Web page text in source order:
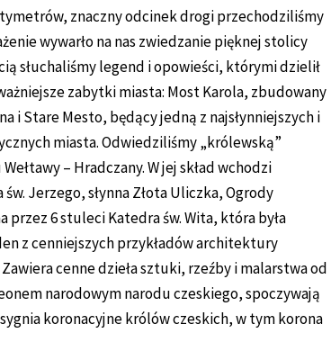
znaczny odcinek drogi przechodziliśmy
wywarło na nas zwiedzanie pięknej stolicy
słuchaliśmy legend i opowieści, którymi dzielił
zabytki miasta: Most Karola, zbudowany
i Stare Mesto, będący jedną z najsłynniejszych i
miasta. Odwiedziliśmy „królewską”
– Hradczany. W jej skład wchodzi
Jerzego, słynna Złota Uliczka, Ogrody
6 stuleci Katedra św. Wita, która była
z cenniejszych przykładów architektury
cenne dzieła sztuki, rzeźby i malarstwa od
narodowym narodu czeskiego, spoczywają
koronacyjne królów czeskich, w tym korona